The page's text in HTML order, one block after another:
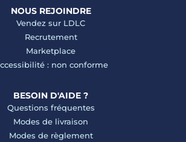
NOUS REJOINDRE
Vendez sur LDLC
Recrutement
Marketplace
: non conforme
BESOIN D'AIDE ?
Questions fréquentes
Modes de livraison
Modes de règlement